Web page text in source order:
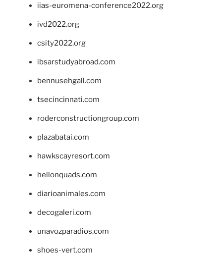
iias-euromena-conference2022.org
ivd2022.org
csity2022.org
ibsarstudyabroad.com
bennusehgall.com
tsecincinnati.com
roderconstructiongroup.com
plazabatai.com
hawkscayresort.com
hellonquads.com
diarioanimales.com
decogaleri.com
unavozparadios.com
shoes-vert.com